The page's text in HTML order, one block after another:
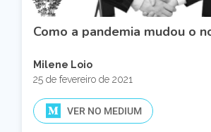
Como a pandemia mudou o
Milene Loio
25 de fevereiro de 2021
VER NO MEDIUM